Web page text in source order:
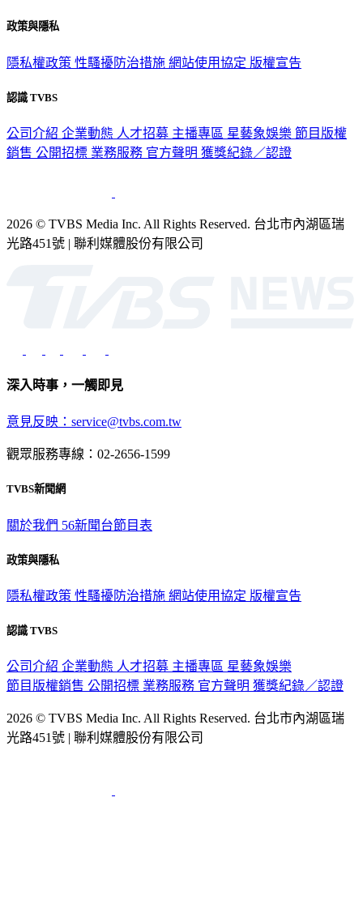
政策與隱私
隱私權政策 性騷擾防治措施 網站使用協定 版權宣告
認識 TVBS
公司介紹 企業動態 人才招募 主播專區 星藝象娛樂 節目版權
銷售 公開招標 業務服務 官方聲明 獲獎紀錄／認證
2026 © TVBS Media Inc. All Rights Reserved. 台北市內湖區瑞
光路451號 | 聯利媒體股份有限公司
深入時事，一觸即見
意見反映：service@tvbs.com.tw
觀眾服務專線：02-2656-1599
TVBS新聞網
關於我們 56新聞台節目表
政策與隱私
隱私權政策 性騷擾防治措施 網站使用協定 版權宣告
認識 TVBS
公司介紹 企業動態 人才招募 主播專區 星藝象娛樂
節目版權銷售 公開招標 業務服務 官方聲明 獲獎紀錄／認證
2026 © TVBS Media Inc. All Rights Reserved. 台北市內湖區瑞
光路451號 | 聯利媒體股份有限公司